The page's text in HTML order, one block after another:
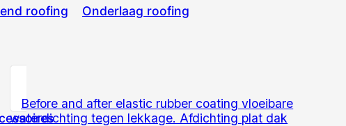
roofing Onderlaag roofing